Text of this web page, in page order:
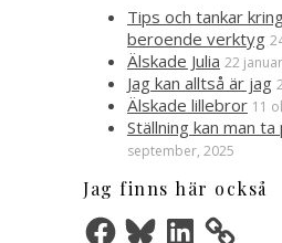
Tips och tankar
beroende verktyg
Älskade Julia 22
Jag kan alltså är jag
Älskade lillebror 11
Ställning kan man
september, 2025
Jag finns här också
FacebookBlueskyLinkedIn